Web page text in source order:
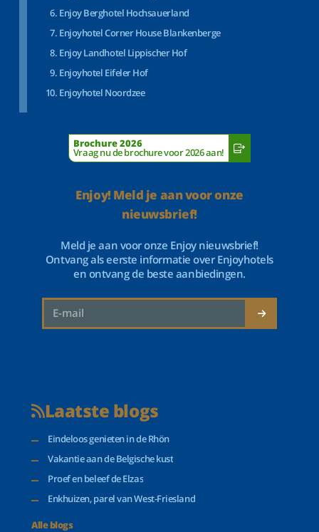
Enjoy Berghotel Hochsauerland
Enjoyhotel Corner House Blankenberge
Enjoy Landhotel Lippischer Hof
Enjoyhotel Eifeler Hof
Enjoyhotel Noordzee
Brochure 2026
Vraag nu de brochure voor 2026 aan!
Enjoy! Meld je aan voor onze
nieuwsbrief!
Meld je aan voor onze Enjoy nieuwsbrief!
Ontvang als eerste informatie over Enjoyhotels
en ontvang de beste aanbiedingen.
Laatste blogs
Eindeloos genieten in de Rhön
Vakantie aan de Belgische kust
Proef en beleef de Elzas
Enkhuizen, parel van West-Friesland
Alle blogs